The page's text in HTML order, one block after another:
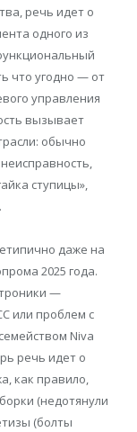
речь идет о
одного из
что угодно — от
управления
вызывает
обычно
ступицы»,
даже на
2025 года.
—
или проблем с
Niva
речь идет о
как правило,
(недотянули
(болты